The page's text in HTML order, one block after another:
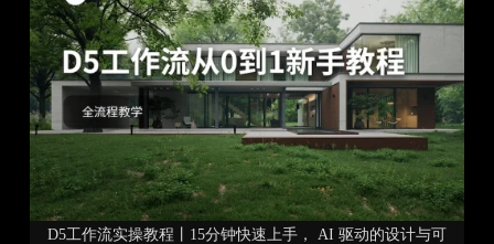
D5工作流实操教程丨15分钟快速上手， AI 驱动的设计与可